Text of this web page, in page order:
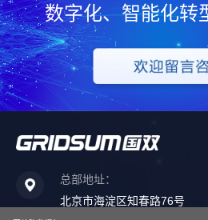
数字化、智能化转
总部地址：
北京市海淀区知春路76号